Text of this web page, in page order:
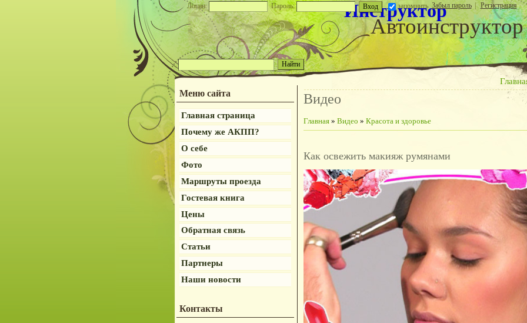
Логин: Пароль: запомнить Забыл пароль | Регистрация
Автоинструктор
Инструктор
Меню сайта
Главная страница
Почему же АКПП?
О себе
Фото
Маршруты проезда
Гостевая книга
Цены
Обратная связь
Статьи
Партнеры
Наши новости
Контакты
Видео
Главная» Видео » Красота и здоровье
Как освежить макияж румянами